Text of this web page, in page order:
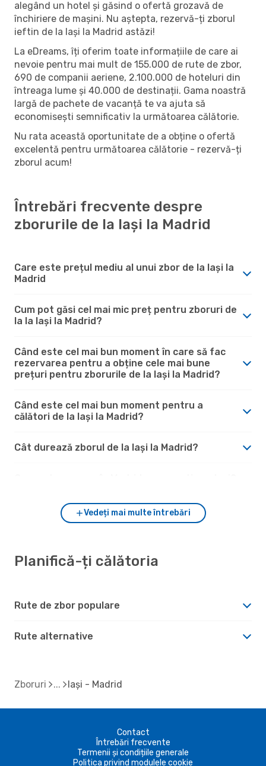
alegând un hotel și găsind o ofertă grozavă de
închiriere de mașini. Nu aștepta, rezervă-ți zborul
ieftin de la Iași la Madrid astăzi!
La eDreams, îți oferim toate informațiile de care ai
nevoie pentru mai mult de 155.000 de rute de zbor,
690 de companii aeriene, 2.100.000 de hoteluri din
întreaga lume și 40.000 de destinații. Gama noastră
largă de pachete de vacanță te va ajuta să
economisești semnificativ la următoarea călătorie.
Nu rata această oportunitate de a obține o ofertă
excelentă pentru următoarea călătorie - rezervă-ți
zborul acum!
Întrebări frecvente despre
zborurile de la Iași la Madrid
Care este prețul mediu al unui zbor de la Iași la
Madrid
Cum pot găsi cel mai mic preț pentru zboruri de
la la Iași la Madrid?
Când este cel mai bun moment în care să fac
rezervarea pentru a obține cele mai bune
prețuri pentru zborurile de la Iași la Madrid?
Când este cel mai bun moment pentru a
călători de la Iași la Madrid?
Cât durează zborul de la Iași la Madrid?
Vedeți mai multe întrebări
Planifică-ți călătoria
Rute de zbor populare
Rute alternative
Zboruri Iași - Madrid
Contact
Întrebări frecvente
Termenii și condițiile generale
Politica privind modulele cookie